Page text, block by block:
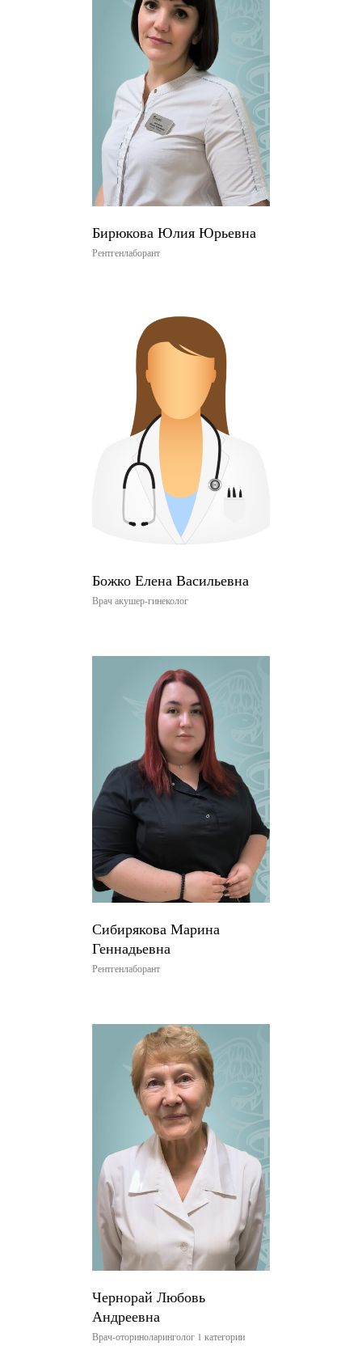
Бирюкова Юлия Юрьевна
Рентгенлаборант
Божко Елена Васильевна
Врач акушер-гинеколог
Сибирякова Марина
Геннадьевна
Рентгенлаборант
Чернорай Любовь
Андреевна
Врач-оториноларинголог 1 категории